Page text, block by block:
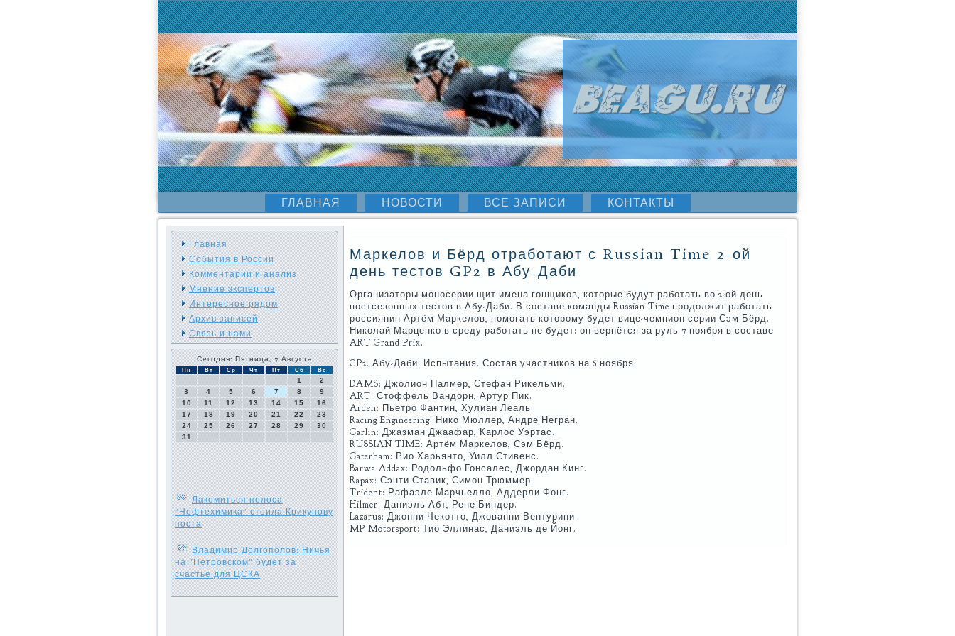
ГЛАВНАЯ НОВОСТИ ВСЕ ЗАПИСИ КОНТАКТЫ
Главная
События в России
Комментарии и анализ
Мнение экспертов
Интересное рядом
Архив записей
Связь и нами
Сегодня: Пятница, 7 Августа
Пн Вт Ср Чт Пт Сб Вс
1
2
3
4 5 6 7 8
9
10
11 12 13 14 15
16
17
18 19 20 21 22
23
24
25 26 27 28 29
30
31
Лакомиться полоса
"Нефтехимика" стоила Крикунову
поста
Владимир Долгополов: Ничья
на "Петровском" будет за
счастье для ЦСКА
Маркелов и Бёрд отработают с Russian Time 2-ой
день тестов GP2 в Абу-Даби
Организаторы моносерии щит имена гонщиков, которые будут работать во 2-ой день
постсезонных тестов в Абу-Даби. В составе команды Russian Time продолжит работать
россиянин Артём Маркелов, помогать которому будет вице-чемпион серии Сэм Бёрд.
Николай Марценко в среду работать не будет: он вернётся за руль 7 ноября в составе
ART Grand Prix.
GP2. Абу-Даби. Испытания. Состав участников на 6 ноября:
DAMS: Джолион Палмер, Стефан Рикельми.
ART: Стоффель Вандорн, Артур Пик.
Arden: Пьетро Фантин, Хулиан Леаль.
Racing Engineering: Нико Мюллер, Андре Негран.
Carlin: Джазман Джаафар, Карлос Уэртас.
RUSSIAN TIME: Артём Маркелов, Сэм Бёрд.
Caterham: Рио Харьянто, Уилл Стивенс.
Barwa Addax: Родольфо Гонсалес, Джордан Кинг.
Rapax: Сэнти Ставик, Симон Трюммер.
Trident: Рафаэле Марчьелло, Аддерли Фонг.
Hilmer: Даниэль Абт, Рене Биндер.
Lazarus: Джонни Чекотто, Джованни Вентурини.
MP Motorsport: Тио Эллинас, Даниэль де Йонг.